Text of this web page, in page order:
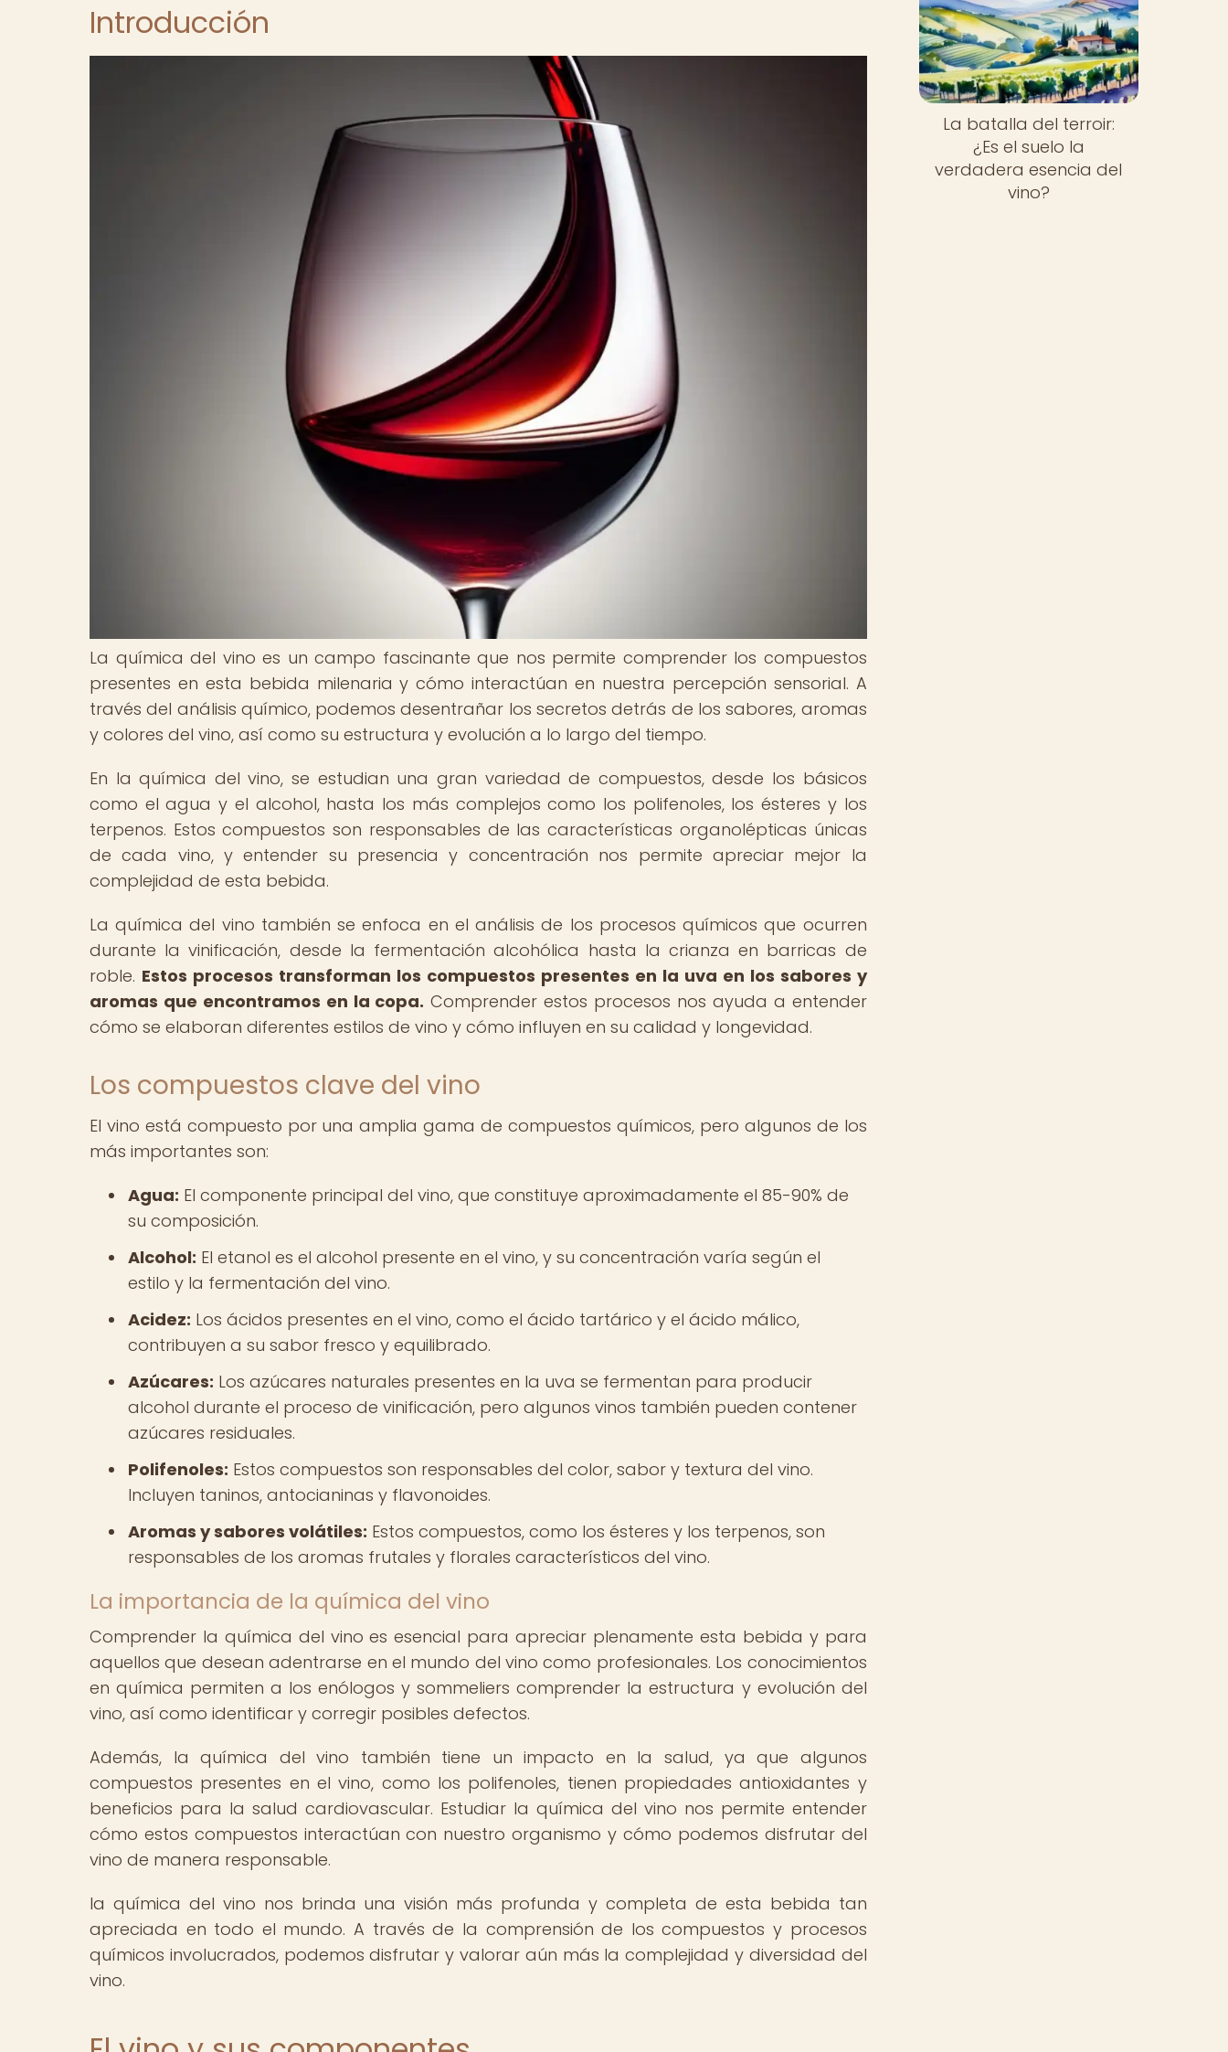
Introducción
La química del vino es un campo fascinante que nos permite comprender los compuestos
presentes en esta bebida milenaria y cómo interactúan en nuestra percepción sensorial. A
través del análisis químico, podemos desentrañar los secretos detrás de los sabores, aromas
y colores del vino, así como su estructura y evolución a lo largo del tiempo.
En la química del vino, se estudian una gran variedad de compuestos, desde los básicos
como el agua y el alcohol, hasta los más complejos como los polifenoles, los ésteres y los
terpenos. Estos compuestos son responsables de las características organolépticas únicas
de cada vino, y entender su presencia y concentración nos permite apreciar mejor la
complejidad de esta bebida.
La química del vino también se enfoca en el análisis de los procesos químicos que ocurren
durante la vinificación, desde la fermentación alcohólica hasta la crianza en barricas de
roble. Estos procesos transforman los compuestos presentes en la uva en los sabores y
aromas que encontramos en la copa. Comprender estos procesos nos ayuda a entender
cómo se elaboran diferentes estilos de vino y cómo influyen en su calidad y longevidad.
Los compuestos clave del vino
El vino está compuesto por una amplia gama de compuestos químicos, pero algunos de los
más importantes son:
Agua: El componente principal del vino, que constituye aproximadamente el 85-90% de
su composición.
Alcohol: El etanol es el alcohol presente en el vino, y su concentración varía según el
estilo y la fermentación del vino.
Acidez: Los ácidos presentes en el vino, como el ácido tartárico y el ácido málico,
contribuyen a su sabor fresco y equilibrado.
Azúcares: Los azúcares naturales presentes en la uva se fermentan para producir
alcohol durante el proceso de vinificación, pero algunos vinos también pueden contener
azúcares residuales.
Polifenoles: Estos compuestos son responsables del color, sabor y textura del vino.
Incluyen taninos, antocianinas y flavonoides.
Aromas y sabores volátiles: Estos compuestos, como los ésteres y los terpenos, son
responsables de los aromas frutales y florales característicos del vino.
La importancia de la química del vino
Comprender la química del vino es esencial para apreciar plenamente esta bebida y para
aquellos que desean adentrarse en el mundo del vino como profesionales. Los conocimientos
en química permiten a los enólogos y sommeliers comprender la estructura y evolución del
vino, así como identificar y corregir posibles defectos.
Además, la química del vino también tiene un impacto en la salud, ya que algunos
compuestos presentes en el vino, como los polifenoles, tienen propiedades antioxidantes y
beneficios para la salud cardiovascular. Estudiar la química del vino nos permite entender
cómo estos compuestos interactúan con nuestro organismo y cómo podemos disfrutar del
vino de manera responsable.
la química del vino nos brinda una visión más profunda y completa de esta bebida tan
apreciada en todo el mundo. A través de la comprensión de los compuestos y procesos
químicos involucrados, podemos disfrutar y valorar aún más la complejidad y diversidad del
vino.
La batalla del terroir:
¿Es el suelo la
verdadera esencia del
vino?